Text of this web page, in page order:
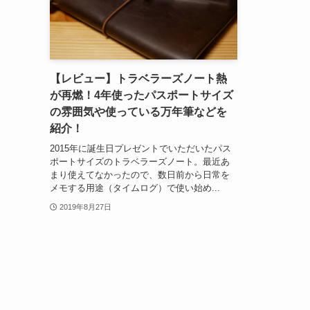
【レビュー】トラベラーズノート熱
が再燃！4年使ったパスポートサイズ
の雰囲気や使っている万年筆などを
紹介！
2015年に誕生日プレゼントでいただいたパス
ポートサイズのトラベラーズノート。最近あ
まり使えてなかったので、数日前から日常を
メモする用途（タイムログ）で使い始め...
2019年8月27日